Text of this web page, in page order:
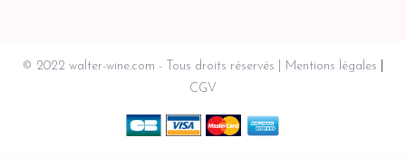
© 2022 walter-wine.com - Tous droits réservés
Mentions légales
CGV